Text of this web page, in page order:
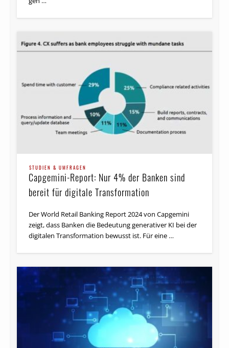
gen …
STUDIEN & UMFRAGEN
Capgemini-Report: Nur 4% der Banken sind
bereit für digitale Transformation
Der World Retail Banking Report 2024 von Capgemini
zeigt, dass Banken die Bedeutung generativer KI bei der
digitalen Transformation bewusst ist. Für eine …
STUDIEN & UMFRAGEN
World Retail Banking Report 2018: Banken
sind gefangen zwischen Kunde und Wettbewerb
Weltweit stehen Retail-Banken vor einer besonderen
Belastungsprobe. Open-Banking Ökosysteme, neue
bedeuten für etablierte Banken weitere
Herausforderungen aber auch …
Studie: KI-Einsatz kann bei Banken und